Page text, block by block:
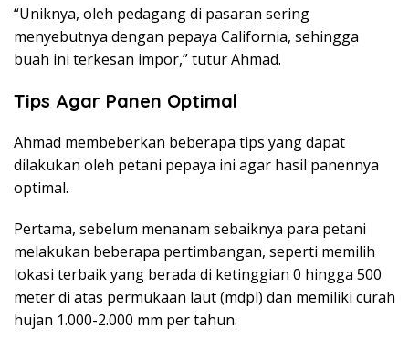
“Uniknya, oleh pedagang di pasaran sering
menyebutnya dengan pepaya California, sehingga
buah ini terkesan impor,” tutur Ahmad.
Tips Agar Panen Optimal
Ahmad membeberkan beberapa tips yang dapat
dilakukan oleh petani pepaya ini agar hasil panennya
optimal.
Pertama, sebelum menanam sebaiknya para petani
melakukan beberapa pertimbangan, seperti memilih
lokasi terbaik yang berada di ketinggian 0 hingga 500
meter di atas permukaan laut (mdpl) dan memiliki curah
hujan 1.000-2.000 mm per tahun.